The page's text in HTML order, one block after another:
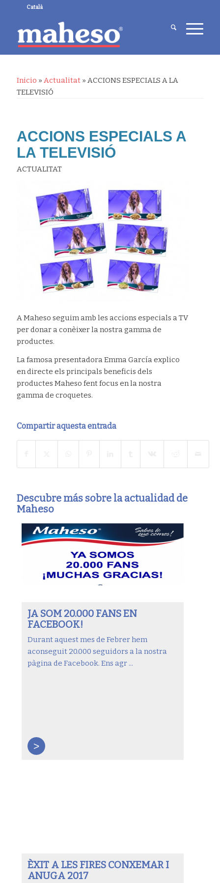
Català
Inicio » Actualitat» ACCIONS ESPECIALS A LA
TELEVISIÓ
ACCIONS ESPECIALS A
LA TELEVISIÓ
ACTUALITAT
A Maheso seguim amb les accions especials a TV
per donar a conèixer la nostra gamma de
productes.
La famosa presentadora Emma García explico
en directe els principals beneficis dels
productes Maheso fent focus en la nostra
gamma de croquetes.
Compartir aquesta entrada
Descubre más sobre la actualidad de
Maheso
JA SOM 20.000 FANS EN
FACEBOOK!
Durant aquest mes de Febrer hem
aconseguit 20.000 seguidors a la nostra
pàgina de Facebook. Ens agr ...
>
ÈXIT A LES FIRES CONXEMAR I
ANUGA 2017